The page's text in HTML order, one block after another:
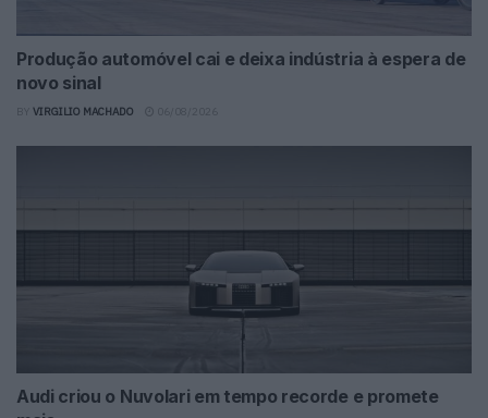
Produção automóvel cai e deixa indústria à espera de
novo sinal
VIRGILIO MACHADO
Audi criou o Nuvolari em tempo recorde e promete